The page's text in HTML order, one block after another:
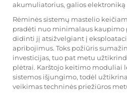
akumuliatorius, galios elektroniką
Rėminės sistemų mastelio
pradėti nuo minimalaus
didinti jį atsižvelgiant į
apribojimus. Toks požiūris
investicijas, tuo pat metu
plėtrai. Karštojo keitimo moduliai
sistemos išjungimo, todėl
veikimas techninės priežiūros